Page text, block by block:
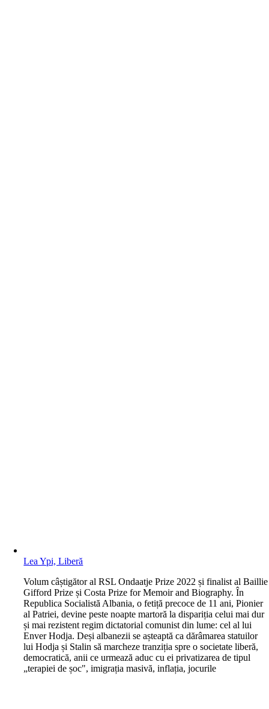
Lea Ypi, Liberă
Volum câștigător al RSL Ondaatje Prize 2022 și finalist al Baillie
Gifford Prize și Costa Prize for Memoir and Biography. În
Republica Socialistă Albania, o fetiță precoce de 11 ani, Pionier
al Patriei, devine peste noapte martoră la dispariția celui mai dur
și mai rezistent regim dictatorial comunist din lume: cel al lui
Enver Hodja. Deși albanezii se așteaptă ca dărâmarea statuilor
lui Hodja și Stalin să marcheze tranziția spre o societate liberă,
democratică, anii ce urmează aduc cu ei privatizarea de tipul
„terapiei de șoc", imigrația masivă, inflația, jocurile